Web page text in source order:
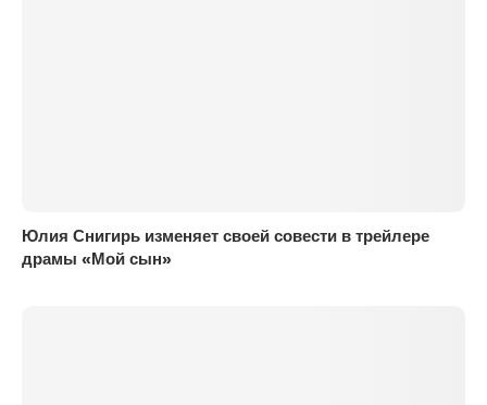
Юлия Снигирь изменяет своей совести в трейлере
драмы «Мой сын»